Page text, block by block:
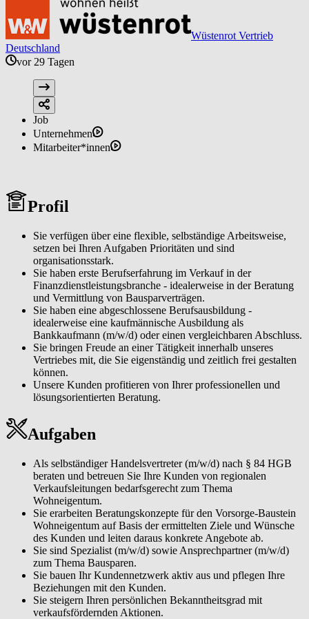
Wüstenrot Vertrieb
Deutschland
vor 29 Tagen
Job
Unternehmen
Mitarbeiter*innen
Profil
Sie verfügen über eine flexible, selbständige Arbeitsweise,
setzen bei Ihren Aufgaben Prioritäten und sind
organisationsstark.
Sie haben erste Berufserfahrung im Verkauf in der
Finanzdienstleistungsbranche - idealerweise in der Beratung
und Vermittlung von Bausparverträgen.
Sie haben eine abgeschlossene Berufsausbildung -
idealerweise eine kaufmännische Ausbildung als
Bankkaufmann (m/w/d) oder einen vergleichbaren Abschluss.
Sie bringen Freude an einer Tätigkeit innerhalb unseres
Vertriebes mit, die Sie eigenständig und zeitlich frei gestalten
können.
Unsere Kunden profitieren von Ihrer professionellen und
lösungsorientierten Beratung.
Aufgaben
Als selbständiger Handelsvertreter (m/w/d) nach § 84 HGB
beraten und betreuen Sie Ihre Kunden von regionalen
Verkaufsleitungen bedarfsgerecht zum Thema
Wohneigentum.
Sie erarbeiten Beratungskonzepte für den Vorsorge-Baustein
Wohneigentum auf Basis der ermittelten Ziele und Wünsche
des Kunden und leiten daraus konkrete Angebote ab.
Sie sind Spezialist (m/w/d) sowie Ansprechpartner (m/w/d)
zum Thema Bausparen.
Sie bauen Ihr Kundennetzwerk aktiv aus und pflegen Ihre
Beziehungen mit den Kunden.
Sie steigern Ihren persönlichen Bekanntheitsgrad mit
verkaufsfördernden Aktionen.